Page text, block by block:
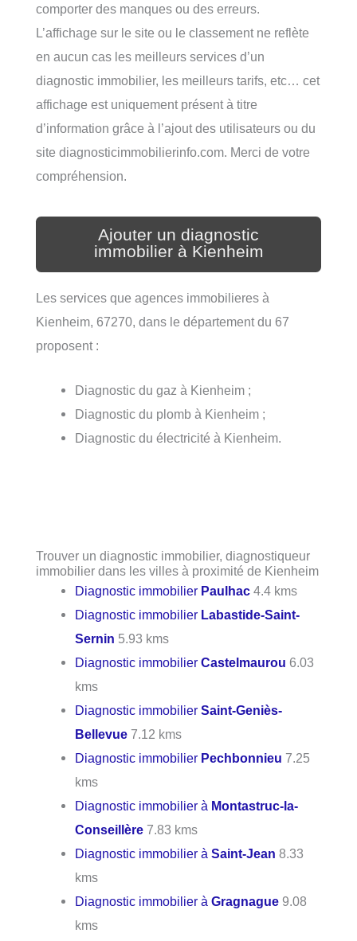
comporter des manques ou des erreurs.
L’affichage sur le site ou le classement ne reflète
en aucun cas les meilleurs services d’un
diagnostic immobilier, les meilleurs tarifs, etc… cet
affichage est uniquement présent à titre
d’information grâce à l’ajout des utilisateurs ou du
site diagnosticimmobilierinfo.com. Merci de votre
compréhension.
Ajouter un diagnostic
immobilier à Kienheim
Les services que agences immobilieres à
Kienheim, 67270, dans le département du 67
proposent :
Diagnostic du gaz à Kienheim ;
Diagnostic du plomb à Kienheim ;
Diagnostic du électricité à Kienheim.
Trouver un diagnostic immobilier, diagnostiqueur
immobilier dans les villes à proximité de Kienheim
Diagnostic immobilier Paulhac 4.4 kms
Diagnostic immobilier Labastide-Saint-
Sernin 5.93 kms
Diagnostic immobilierCastelmaurou 6.03
kms
Diagnostic immobilierSaint-Geniès-
Bellevue 7.12 kms
Diagnostic immobilier Pechbonnieu 7.25
kms
Diagnostic immobilier à Montastruc-la-
Conseillère 7.83 kms
Diagnostic immobilier àSaint-Jean 8.33
kms
Diagnostic immobilier àGragnague 9.08
kms